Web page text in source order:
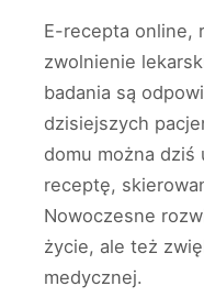
E-recepta online,
zwolnienie
badania są
dzisiejszych
domu można dziś
receptę,
Nowoczesne
życie, ale też
medycznej.